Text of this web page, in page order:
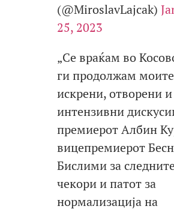
(@MiroslavLajcak)
25, 2023
„Се враќам во
ги продолжам моите
искрени, отворени и
интензивни
премиерот Албин
вицепремиерот
Бислими за следните
чекори и патот за
нормализација на